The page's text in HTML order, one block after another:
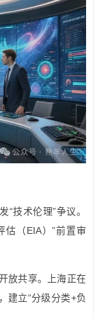
技术伦理”争议。
估（EIA）”前置审
放共享。上海正在
建立“分级分类+负